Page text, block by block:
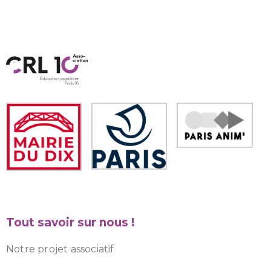
Tout savoir sur nous !
Notre projet associatif